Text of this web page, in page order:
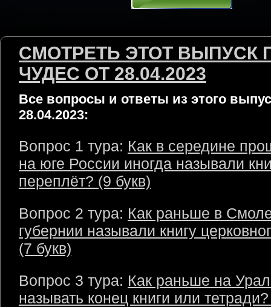
СМОТРЕТЬ ЭТОТ ВЫПУСК
ЧУДЕС ОТ 28.04.2023
Все вопросы и ответы из этого
28.04.2023:
Вопрос 1 тура: Как в середине
на юге России иногда называли
переплёт? (9 букв)
Вопрос 2 тура: Как раньше в
губернии называли книгу
(7 букв)
Вопрос 3 тура: Как раньше на
называть конец книги или